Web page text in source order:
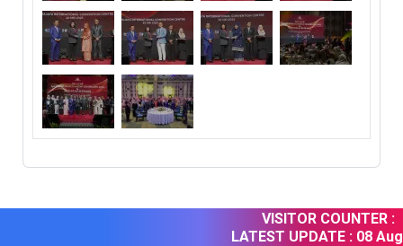
VISITOR COUNTER :
LATEST UPDATE : 08